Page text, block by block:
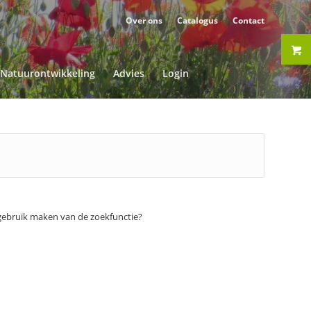
Over ons Catalogus Contact
Natuurontwikkeling Advies Login
maken van de zoekfunctie?